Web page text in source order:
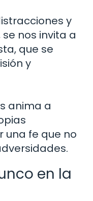
y
nos invita a
que se
y
anima a
una fe que no
en la